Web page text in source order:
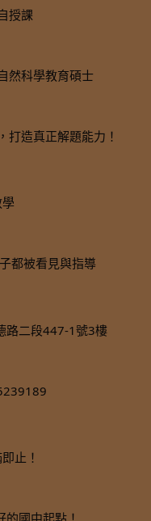
授課
然科學教育碩士
造真正解題能力！
都被看見與指導
路二段447-1號3樓
止！